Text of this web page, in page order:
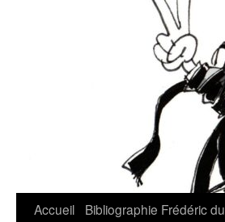
Accueil Bibliographie Frédéric du